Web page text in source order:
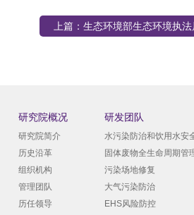
上篇： 生态环境部生态环境执
研究院概况
研究院简介
历史沿革
组织机构
管理团队
历任领导
研发团队
水污染防治和饮用水安
固体废物全生命周期管
污染场地修复
大气污染防治
EHS风险防控